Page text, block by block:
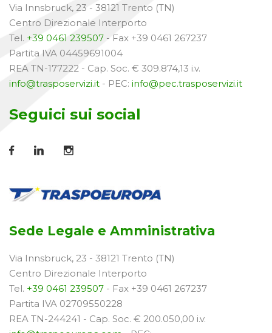
Via Innsbruck, 23 - 38121 Trento (TN)
Centro Direzionale Interporto
Tel. +39 0461 239507 - Fax +39 0461 267237
Partita IVA 04459691004
REA TN-177222 - Cap. Soc. € 309.874,13 i.v.
info@trasposervizi.it - PEC: info@pec.trasposervizi.it
Seguici sui social
Sede Legale e Amministrativa
Via Innsbruck, 23 - 38121 Trento (TN)
Centro Direzionale Interporto
Tel. +39 0461 239507 - Fax +39 0461 267237
Partita IVA 02709550228
REA TN-244241 - Cap. Soc. € 200.050,00 i.v.